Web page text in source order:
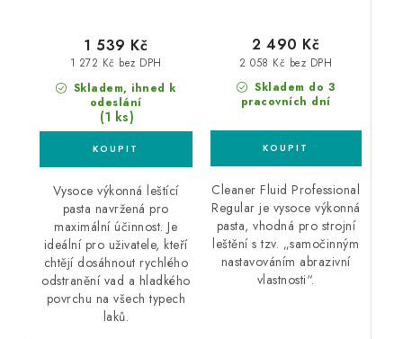
Skladem, ihned k
odeslání
(1 ks)
1 272 Kč bez DPH
1 539 Kč
Vysoce výkonná leštící
pasta navržená pro
maximální účinnost. Je
ideální pro uživatele, kteří
chtějí dosáhnout rychlého
odstranění vad a hladkého
povrchu na všech typech
laků.
Skladem do 3
pracovních dní
2 058 Kč bez DPH
2 490 Kč
Cleaner Fluid Professional
Regular je vysoce výkonná
pasta, vhodná pro strojní
leštění s tzv. „samočinným
nastavováním abrazivní
vlastnosti“.